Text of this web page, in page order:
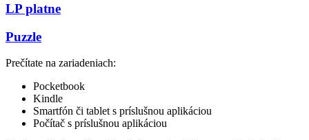
LP platne
Puzzle
Prečítate na zariadeniach:
Pocketbook
Kindle
Smartfón či tablet s príslušnou aplikáciou
Počítač s príslušnou aplikáciou